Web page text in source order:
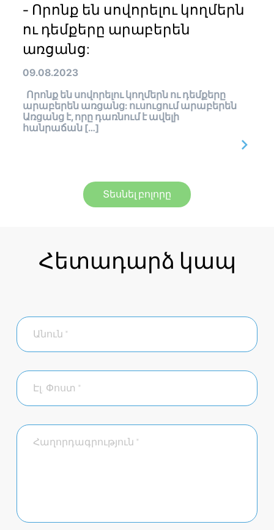
- Որոնք են սովորելու կողմերն
ու դեմքերը արաբերեն
առցանց:
09.08.2023
Որոնք են սովորելու կողմերն ու դեմքերը
արաբերեն առցանց: ուսուցում արաբերեն
Առցանց է, որը դառնում է ավելի
հանրաճան […]
Տեսնել բոլորը
Հետադարձ կապ